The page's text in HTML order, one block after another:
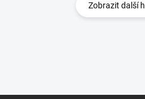
Zobrazit další